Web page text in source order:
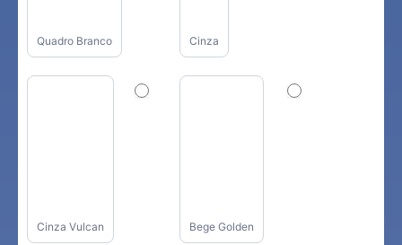
Quadro Branco Cinza
Cinza Vulcan Bege Golden